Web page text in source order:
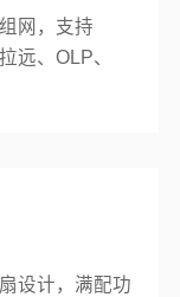
网，支持
远、OLP、
设计，满配功